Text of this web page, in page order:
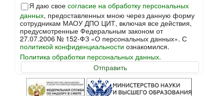
Я даю свое согласие на обработку персональных
данных, предоставленных мною через данную форму
сотрудникам МАОУ ДПО ЦИТ, включая все действия,
предусмотренные Федеральным законом от
27.07.2006 № 152-ФЗ «О персональных данных». С
политикой конфиденциальности ознакомился.
Политика обработки персональных данных.